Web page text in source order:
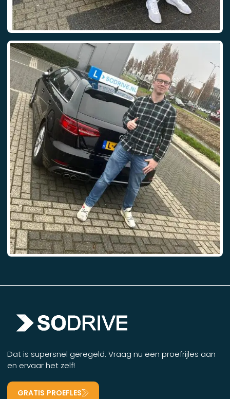
Dat is supersnel geregeld. Vraag nu een proefrijles aan
en ervaar het zelf!
GRATIS PROEFLES